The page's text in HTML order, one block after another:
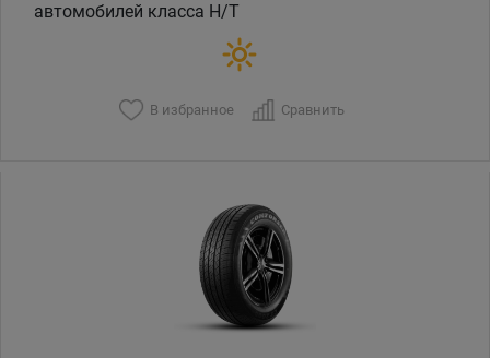
автомобилей класса H/T
В избранное Сравнить